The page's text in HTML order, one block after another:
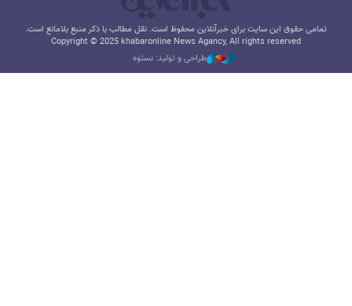
تمامی حقوق این سایت برای خبرآنلاین محفوظ است. نقل مطالب با ذکر منبع بلامانع است.
Copyright © 2025 khabaronline News Agancy, All rights reserved
طراحی و تولید: نستوه